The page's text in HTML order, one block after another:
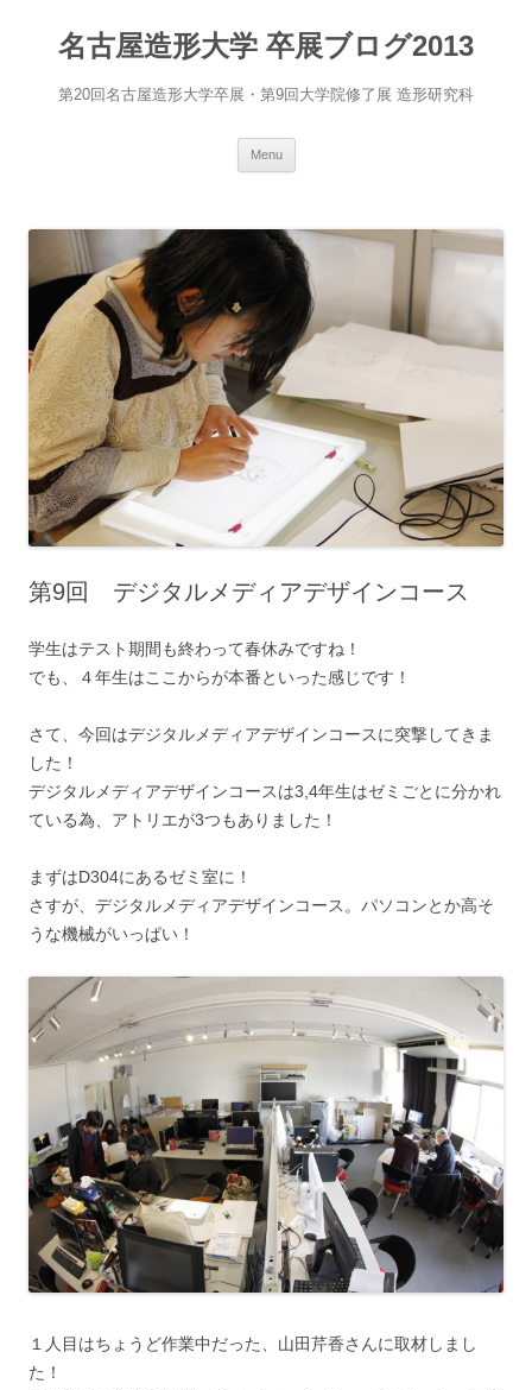
名古屋造形大学 卒展ブログ2013
第20回名古屋造形大学卒展・第9回大学院修了展 造形研究科
Menu
第9回 デジタルメディアデザインコース
学生はテスト期間も終わって春休みですね！
でも、４年生はここからが本番といった感じです！
さて、今回はデジタルメディアデザインコースに突撃してきま
した！
デジタルメディアデザインコースは3,4年生はゼミごとに分かれ
ている為、アトリエが3つもありました！
まずはD304にあるゼミ室に！
さすが、デジタルメディアデザインコース。パソコンとか高そ
うな機械がいっぱい！
１人目はちょうど作業中だった、山田芹香さんに取材しまし
た！